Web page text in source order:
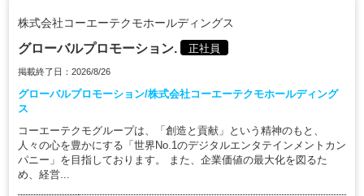
株式会社コーエーテクモホールディングス
グローバルプロモーション. 正社員
掲載終了日：2026/8/26
グローバルプロモーション/株式会社コーエーテクモホールディング
ス
コーエーテクモグループは、「創造と貢献」という精神のもと、
人々の心を豊かにする「世界No.1のデジタルエンタテインメントカン
パニー」を目指しております。 また、企業価値の最大化を図るた
め、経営...